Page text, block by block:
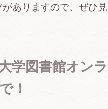
ありますので、ぜひ
学図書館オンラ
！